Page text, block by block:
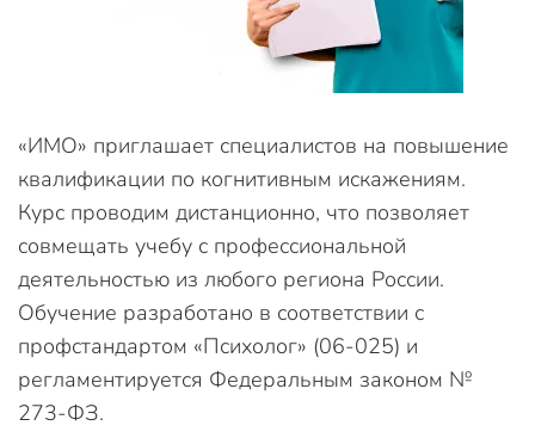
«ИМО» приглашает специалистов на повышение
квалификации по когнитивным искажениям.
Курс проводим дистанционно, что позволяет
совмещать учебу с профессиональной
деятельностью из любого региона России.
Обучение разработано в соответствии с
профстандартом «Психолог» (06-025) и
регламентируется Федеральным законом №
273-ФЗ.